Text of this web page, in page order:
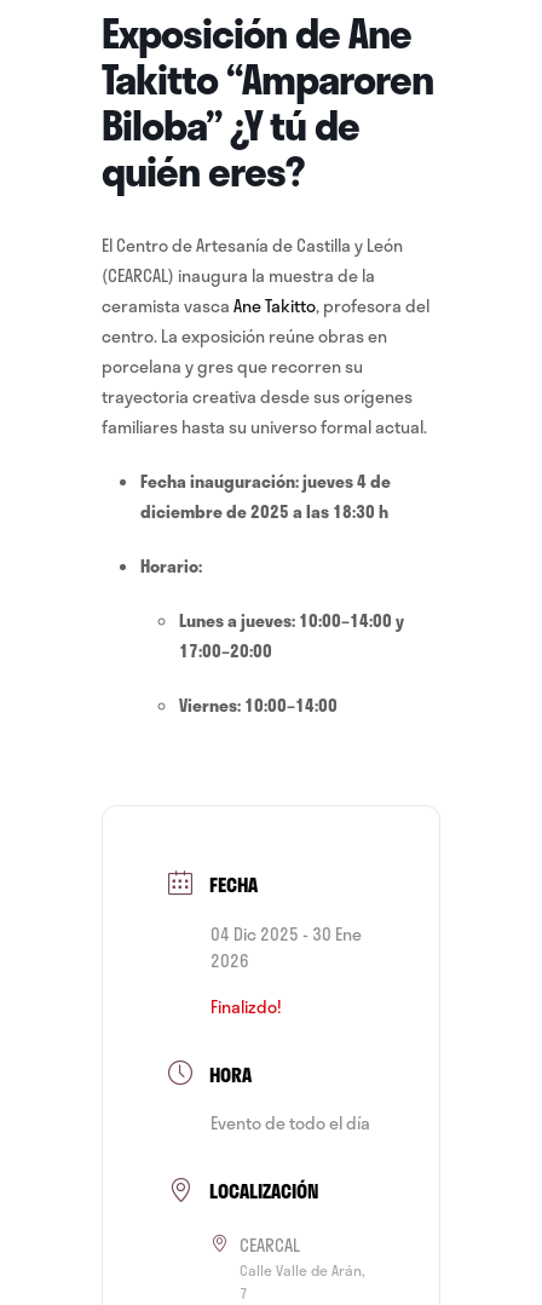
Exposición de Ane
Takitto “Amparoren
Biloba” ¿Y tú de
quién eres?
El Centro de Artesanía de Castilla y León
(CEARCAL) inaugura la muestra de la
ceramista vascaAne Takitto, profesora del
centro. La exposición reúne obras en
porcelana y gres que recorren su
trayectoria creativa desde sus orígenes
familiares hasta su universo formal actual.
Fecha inauguración: jueves 4 de
diciembre de 2025 a las 18:30 h
Horario:
Lunes a jueves: 10:00–14:00 y
17:00–20:00
Viernes: 10:00–14:00
FECHA
04 Dic 2025- 30 Ene
2026
Finalizdo!
HORA
Evento de todo el día
LOCALIZACIÓN
CEARCAL
Calle Valle de Arán,
7